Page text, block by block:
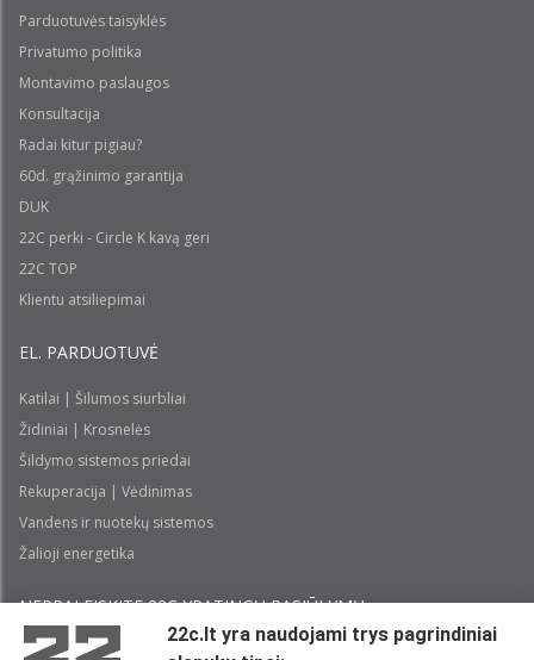
Parduotuvės taisyklės
Privatumo politika
Montavimo paslaugos
Konsultacija
Radai kitur pigiau?
60d. grąžinimo garantija
DUK
22C perki - Circle K kavą geri
22C TOP
Klientu atsiliepimai
EL. PARDUOTUVĖ
Katilai | Šilumos siurbliai
Židiniai | Krosnelės
Šildymo sistemos priedai
Rekuperacija | Vėdinimas
Vandens ir nuotekų sistemos
Žalioji energetika
NEPRALEISKITE 22С YPATINGŲ PASIŪLYMŲ:
22c.lt yra naudojami trys pagrindiniai